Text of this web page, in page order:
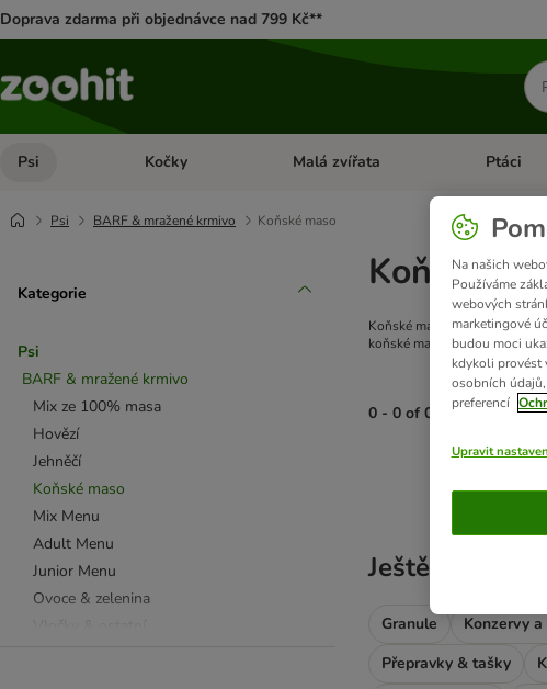
Doprava zdarma při objednávce nad 799 Kč**
Psi Otevřít menu: Psi
Kočky Otevřít menu: Kočky
Malá zvířata Otevřít
Ptáci
Psi BARF & mražené krmivo Koňské maso
Kategorie
Psi
BARF & mražené krmivo
Mix ze 100% masa
Hovězí
Jehněčí
Koňské maso
Mix Menu
Adult Menu
Junior Menu
Ovoce & zelenina
Koňské
Koňské maso je vhodné při
koňské maso také
0 - 0 of 0 výsledků
Ještě vybíráte?
Granule Konzervy
Přepravky & tašky
Na našich
Používáme
webových
marketingové
budou moci
kdykoli provést
osobních
preferencí
Upravit